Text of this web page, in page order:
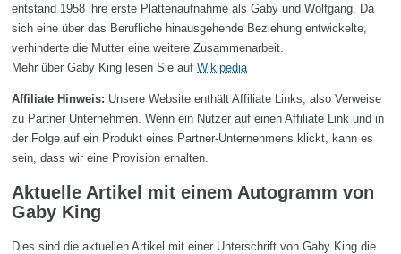
entstand 1958 ihre erste Plattenaufnahme als Gaby und Wolfgang. Da
sich eine über das Berufliche hinausgehende Beziehung entwickelte,
verhinderte die Mutter eine weitere Zusammenarbeit.
Mehr über Gaby King lesen Sie auf Wikipedia
Affiliate Hinweis: Unsere Website enthält Affiliate Links, also Verweise
zu Partner Unternehmen. Wenn ein Nutzer auf einen Affiliate Link und in
der Folge auf ein Produkt eines Partner-Unternehmens klickt, kann es
sein, dass wir eine Provision erhalten.
Aktuelle Artikel mit einem Autogramm von
Gaby King
Dies sind die aktuellen Artikel mit einer Unterschrift von Gaby King die